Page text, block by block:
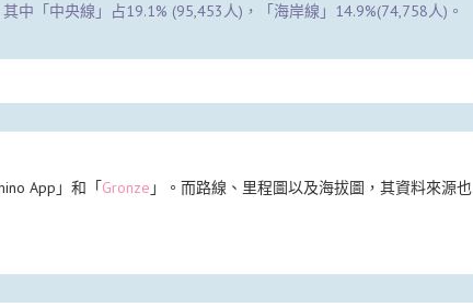
中「中央線」占19.1% (95,453人)，「海岸線」14.9%(74,758人)。
App」和「 Gronze 」。而路線、里程圖以及海拔圖，其資料來源也